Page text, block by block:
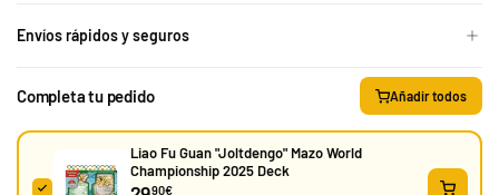
Envíos rápidos y seguros
Completa tu pedido Añadir todos
Liao Fu Guan "Joltdengo" Mazo World
Championship 2025 Deck
90€